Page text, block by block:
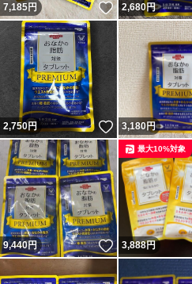
7,185円 いいね！
2,680円
2,750円 いいね！
3,180円
9,440円 いいね！
3,888円
最大10%対象